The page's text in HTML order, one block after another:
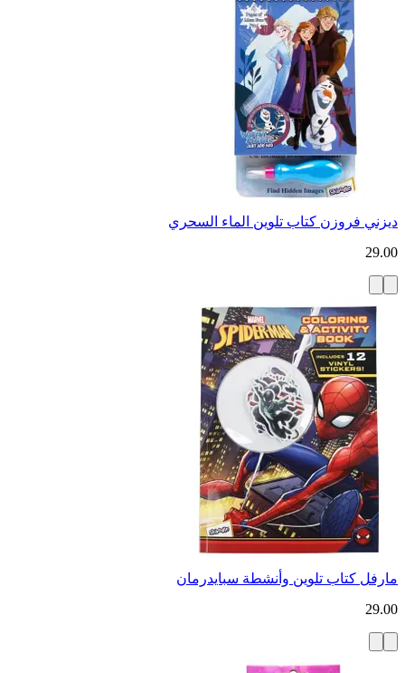
ديزني فروزن كتاب تلوين الماء السحري
29.00
مارفل كتاب تلوين وأنشطة سبايدرمان
29.00